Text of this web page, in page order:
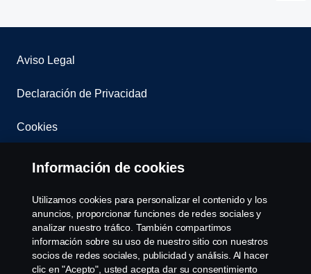
Aviso Legal
Declaración de Privacidad
Cookies
Contacta con nosotros
Whistleblowing
Governance, Risk & Compliance
Configuración de cookies
Información de cookies
Utilizamos cookies para personalizar el contenido y los
anuncios, proporcionar funciones de redes sociales y
analizar nuestro tráfico. También compartimos
información sobre su uso de nuestro sitio con nuestros
socios de redes sociales, publicidad y análisis. Al hacer
clic en "Acepto", usted acepta dar su consentimiento